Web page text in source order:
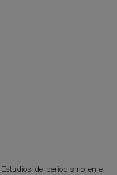
de periodismo en el